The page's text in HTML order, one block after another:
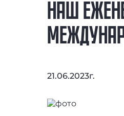
НАШ
21.06.2023г.